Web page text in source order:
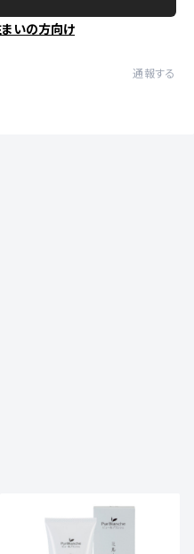
いの方向け
通報する